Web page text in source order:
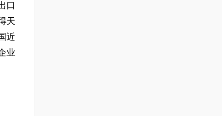
口
天
近
业